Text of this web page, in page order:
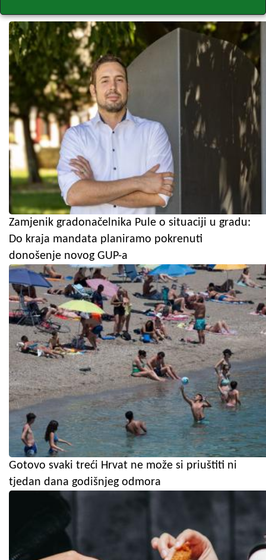
Zamjenik gradonačelnika Pule o situaciji u gradu:
Do kraja mandata planiramo pokrenuti
donošenje novog GUP-a
Gotovo svaki treći Hrvat ne može si priuštiti ni
tjedan dana godišnjeg odmora